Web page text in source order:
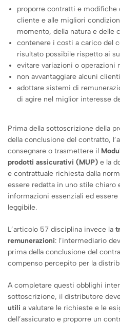
proporre contratti e modifiche
cliente e alle migliori
momento, della natura e delle
contenere i costi a carico del
risultato possibile rispetto ai
evitare variazioni o operazioni
non avvantaggiare alcuni
adottare sistemi di
di agire nel miglior interesse
Prima della sottoscrizione della
della conclusione del contratto,
consegnare o trasmettere il
prodotti assicurativi (MUP) e la
e contrattuale richiesta dalla
essere redatta in uno stile
informazioni essenziali ed
leggibile.
L’articolo 57 disciplina invece la
remunerazioni: l’intermediario
prima della conclusione del
compenso percepito per la
A completare questi obblighi
sottoscrizione, il distributore
utili a valutare le richieste e le
dell’assicurato e proporre un